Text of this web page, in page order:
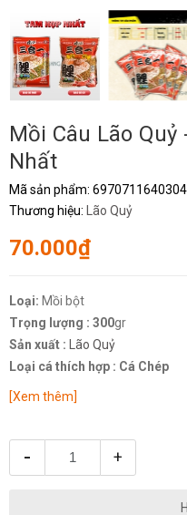
Mồi Câu Lão Quỷ
Nhất
Mã sản phẩm: 6970711640304
Thương hiệu: Lão Quỷ
70.000₫
Loại: Mồi bột
Trọng lượng : 300gr
Sản xuất : Lão Quỷ
Loại cá thích hợp : Cá Chép
[Xem thêm]
- +